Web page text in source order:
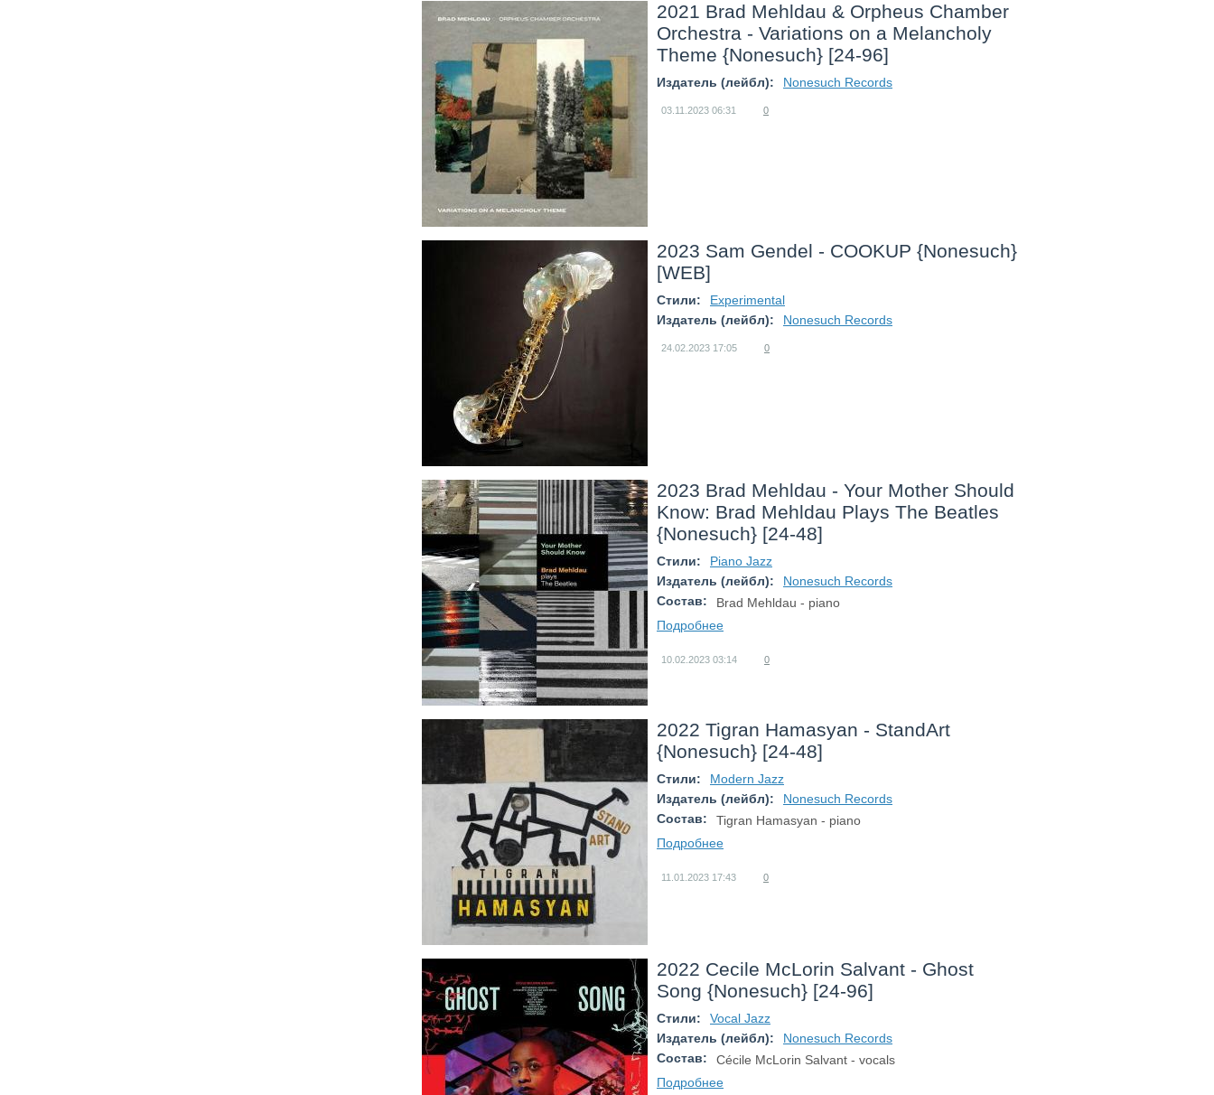
2021 Brad Mehldau & Orpheus Chamber
Orchestra - Variations on a Melancholy
Theme {Nonesuch} [24-96]
Издатель (лейбл): Nonesuch Records
03.11.2023 06:31 0
2023 Sam Gendel - COOKUP {Nonesuch}
[WEB]
Стили:
Experimental
Издатель (лейбл):
Nonesuch Records
24.02.2023 17:05 0
2023 Brad Mehldau - Your Mother Should
Know: Brad Mehldau Plays The Beatles
{Nonesuch} [24-48]
Стили:
Piano Jazz
Издатель (лейбл):
Nonesuch Records
Состав:
Brad Mehldau - piano
Подробнее
10.02.2023 03:14 0
2022 Tigran Hamasyan - StandArt
{Nonesuch} [24-48]
Стили:
Modern Jazz
Издатель (лейбл):
Nonesuch Records
Состав:
Tigran Hamasyan - piano
Подробнее
11.01.2023 17:43 0
2022 Cecile McLorin Salvant - Ghost
Song {Nonesuch} [24-96]
Стили:
Vocal Jazz
Издатель (лейбл):
Nonesuch Records
Состав:
Cécile McLorin Salvant - vocals
Подробнее